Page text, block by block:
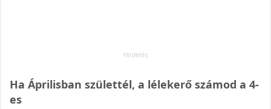
Ha Áprilisban születtél, a lélekerő számod a 4-
es